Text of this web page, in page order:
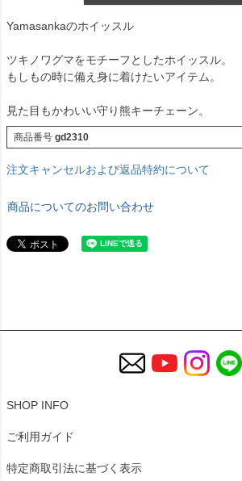
Yamasankaのホイッスル
ツキノワグマをモチーフとしたホイッスル。
もしもの時に備え身に着けたいアイテム。
見た目もかわいい守り熊キーチェーン。
商品番号 gd2310
注文キャンセルおよび返品特約について
商品についてのお問い合わせ
SHOP INFO
ご利用ガイド
特定商取引法に基づく表示